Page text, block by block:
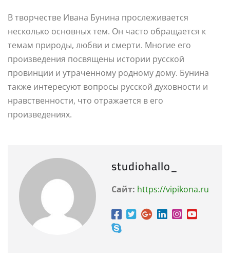
В творчестве Ивана Бунина прослеживается
несколько основных тем. Он часто обращается к
темам природы, любви и смерти. Многие его
произведения посвящены истории русской
провинции и утраченному родному дому. Бунина
также интересуют вопросы русской духовности и
нравственности, что отражается в его
произведениях.
studiohallo_
Сайт: https://vipikona.ru